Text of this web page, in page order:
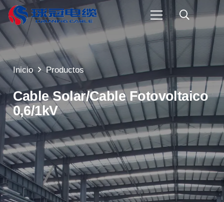
Inicio Productos
Cable Solar/Cable Fotovoltaico
0,6/1kV